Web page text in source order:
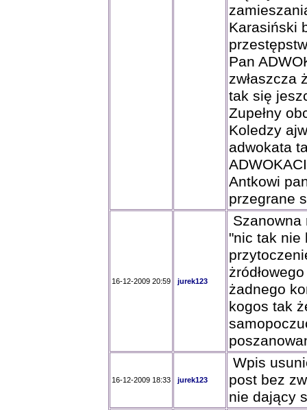
Karasiński
Pan
zwłaszcza
tak się
Zupełny
Koledzy
adwokata
Antkowi
przegrane
16-12-2009 20:59 jurek123
Szanowna
"nic tak nie
żadnego
kogos tak
16-12-2009 18:33 jurek123
Wpis
post bez
nie dający